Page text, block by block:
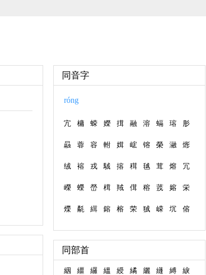
同音字
róng
宂 槦 蝾 嬫 搑 融 溶 螎 瑢 肜
曧 蓉 容 軵 媶 峵 镕 榮 瀜 烿
绒 褣 戎 駥 搈 穁 毧 茸 熔 冗
嶸 蠑 嵤 榵 羢 傇 穃 茙 嫆 栄
爃 氄 縙 鎔 榕 荣 狨 嵘 坈 傛
同部首
絪 繮 纙 縕 綬 繘 纚 纄 縛 綟